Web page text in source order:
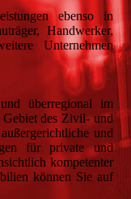
ebenso in
Handwerker,
Unternehmen
überregional im
des Zivil- und
und
für private und
kompetenter
können Sie auf